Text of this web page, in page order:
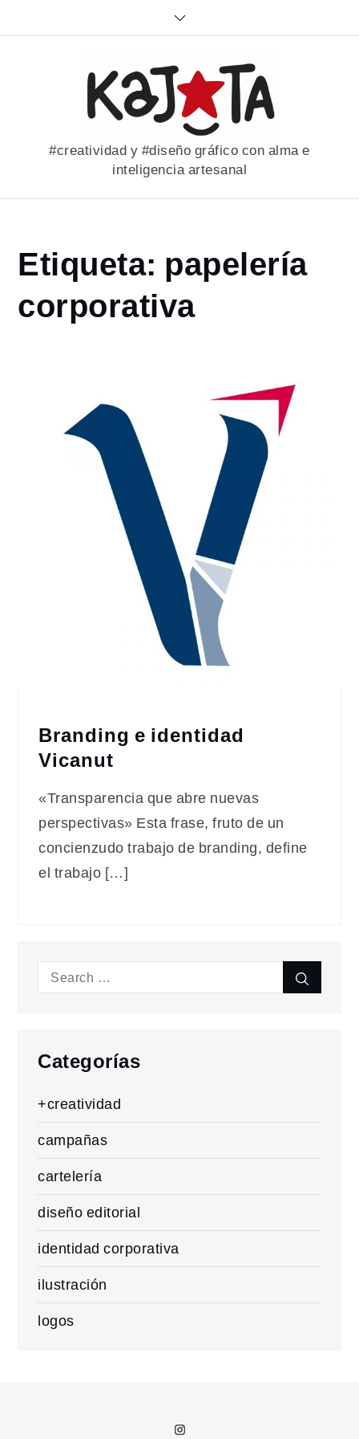
#creatividad y #diseño gráfico con alma e
inteligencia artesanal
Home
portfolio
corporativa
Etiqueta: papelería
corporativa
Branding e identidad
Vicanut
«Transparencia que abre nuevas
perspectivas» Esta frase, fruto de un
concienzudo trabajo de branding, define
el trabajo […]
Search
Categorías
+creatividad
campañas
cartelería
diseño editorial
identidad corporativa
ilustración
logos
Instagram